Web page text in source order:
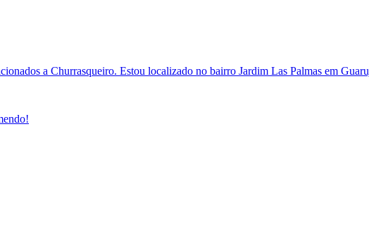
a Churrasqueiro. Estou localizado no bairro Jardim Las Palmas em